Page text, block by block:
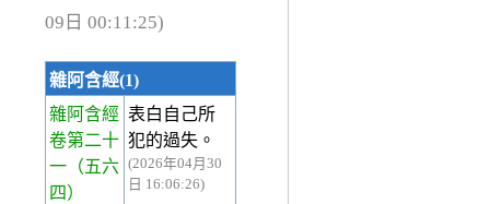
09日 00:11:25)
雜阿含經(1)
雜阿含經
卷第二十
一 （五六
四）
表白自己所
犯的過失。
(2026年04月30
日 16:06:26)